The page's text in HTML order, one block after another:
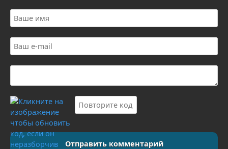
Отправить комментарий